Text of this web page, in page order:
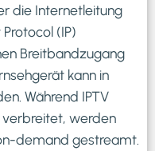
die Internetleitung
(IP)
Breitbandzugang
kann in
Während IPTV
verbreitet, werden
demand gestreamt.